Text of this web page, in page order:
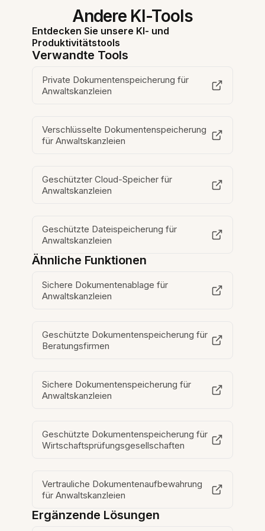
Andere KI-Tools
Entdecken Sie unsere KI- und
Produktivitätstools
Verwandte Tools
Private Dokumentenspeicherung für
Anwaltskanzleien
Verschlüsselte Dokumentenspeicherung
für Anwaltskanzleien
Geschützter Cloud-Speicher für
Anwaltskanzleien
Geschützte Dateispeicherung für
Anwaltskanzleien
Ähnliche Funktionen
Sichere Dokumentenablage für
Anwaltskanzleien
Geschützte Dokumentenspeicherung für
Beratungsfirmen
Sichere Dokumentenspeicherung für
Anwaltskanzleien
Geschützte Dokumentenspeicherung für
Wirtschaftsprüfungsgesellschaften
Vertrauliche Dokumentenaufbewahrung
für Anwaltskanzleien
Ergänzende Lösungen